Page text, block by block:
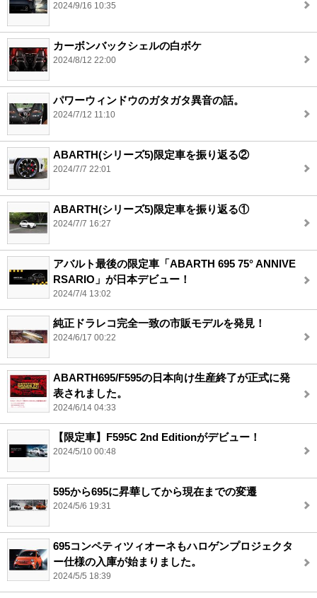
2024/9/16 10:35
カーボンバックシェルの白ボケ
2024/8/12 22:00
パワーウィンドウのガタガタ異音の話。
2024/7/12 11:10
ABARTH(シリーズ5)限定車を振り返る②
2024/7/7 22:01
ABARTH(シリーズ5)限定車を振り返る①
2024/7/7 16:27
アバルト最後の限定車「ABARTH 695 75° ANNIVE
RSARIO」が日本デビュー！
2024/7/4 13:02
純正ドラレコ完全一致の市販モデルを発見！
2024/6/17 00:22
ABARTH695/F595の日本向け生産終了が正式に発
表されました。
2024/6/14 04:33
【限定車】F595C 2nd Editionがデビュー！
2024/5/10 00:48
595から695に昇華してから現在までの変遷
2024/5/6 19:31
695コンペティツィオーネもハロゲンプロジェクタ
ー仕様の入庫が始まりました。
2024/5/5 18:39